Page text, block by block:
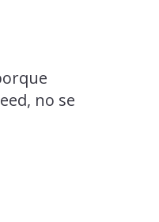
no se